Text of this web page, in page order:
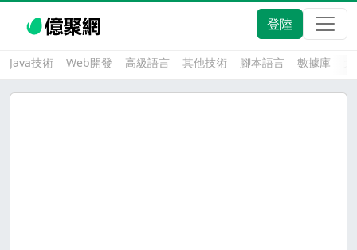
登陸
Java技術 Web開發 高級語言 其他技術 腳本語言 數據庫